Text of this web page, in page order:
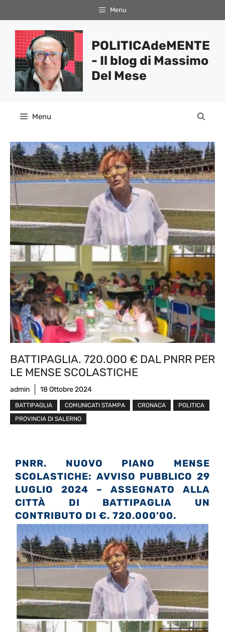
al
contenuto
Menu
POLITICAdeMENTE
- Il blog di Massimo
Del Mese
Menu
BATTIPAGLIA. 720.000 € DAL PNRR PER
LE MENSE SCOLASTICHE
admin 18 Ottobre 2024
BATTIPAGLIA COMUNICATI STAMPA CRONACA
POLITICA
PROVINCIA DI SALERNO
PNRR. NUOVO PIANO MENSE
SCOLASTICHE: AVVISO PUBBLICO 29
LUGLIO 2024 – ASSEGNATO ALLA
CITTÀ DI BATTIPAGLIA UN
CONTRIBUTO DI €. 720.000’00.